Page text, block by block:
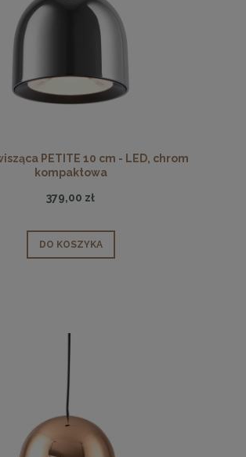
PETITE 10 cm - LED, chrom
kompaktowa
379,00 zł
DO KOSZYKA